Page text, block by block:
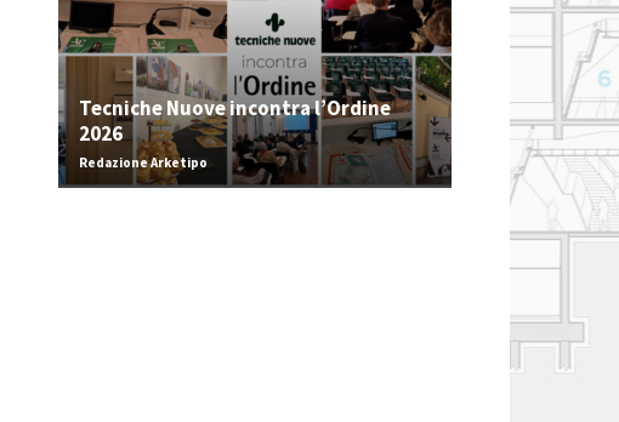
Tecniche Nuove incontra l’Ordine
2026
Redazione Arketipo